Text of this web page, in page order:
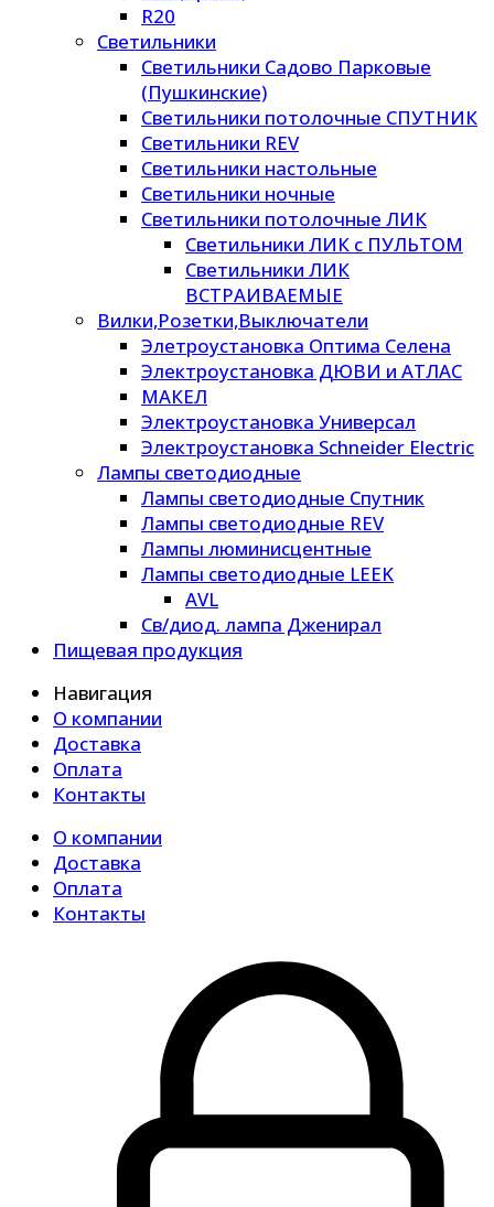
R20
Светильники
Светильники Садово Парковые
(Пушкинские)
Светильники потолочные СПУТНИК
Светильники REV
Светильники настольные
Светильники ночные
Светильники потолочные ЛИК
Светильники ЛИК с ПУЛЬТОМ
Светильники ЛИК
ВСТРАИВАЕМЫЕ
Вилки,Розетки,Выключатели
Элетроустановка Оптима Селена
Электроустановка ДЮВИ и АТЛАС
МАКЕЛ
Электроустановка Универсал
Электроустановка Schneider Electric
Лампы светодиодные
Лампы светодиодные Спутник
Лампы светодиодные REV
Лампы люминисцентные
Лампы светодиодные LEEK
AVL
Св/диод. лампа Дженирал
Пищевая продукция
Навигация
О компании
Доставка
Оплата
Контакты
О компании
Доставка
Оплата
Контакты